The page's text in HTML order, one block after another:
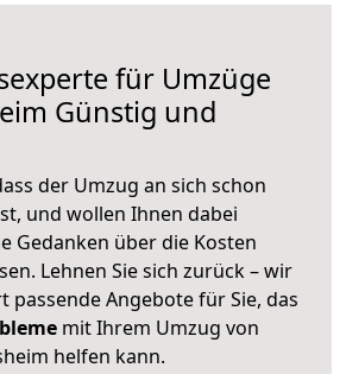
für Umzüge
Günstig und
der Umzug an sich schon
und wollen Ihnen dabei
Gedanken über die Kosten
Lehnen Sie sich zurück – wir
passende Angebote für Sie, das
mit Ihrem Umzug von
helfen kann.